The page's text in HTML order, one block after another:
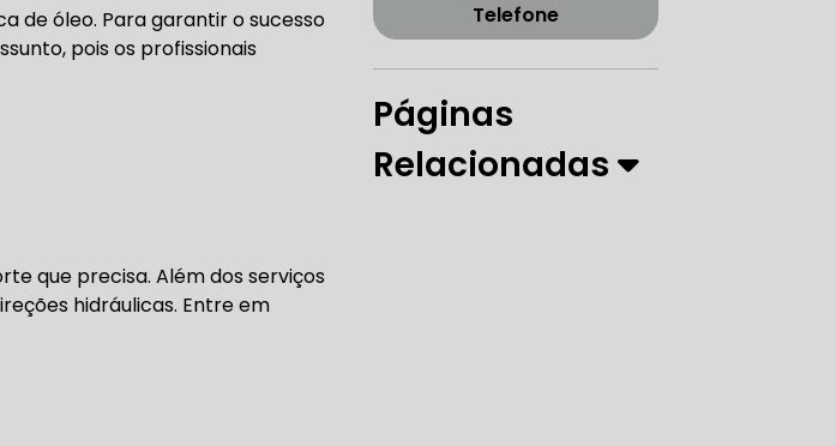
DENTADA SÃO PAULO
de óleo. Para garantir o sucesso
pois os profissionais
que precisa. Além dos serviços
hidráulicas. Entre em
Telefone
Páginas
Relacionadas